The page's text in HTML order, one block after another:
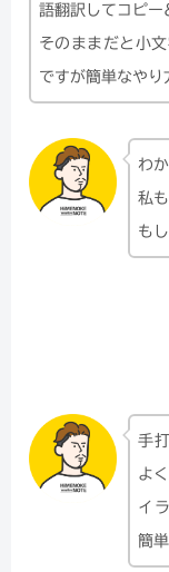
語翻訳してコピー
そのままだと小
ですが簡単なやり
わ
私
も
手
よ
イ
簡